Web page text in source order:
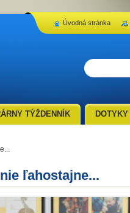
ľahostajne...
TÝŽDENNÍK DOTYKY
Úvodná stránka